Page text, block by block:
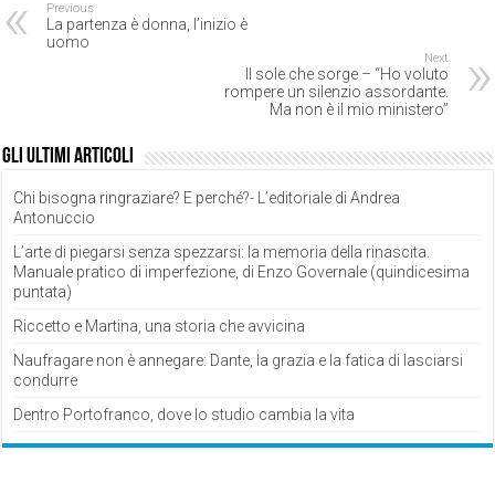
Previous
La partenza è donna, l’inizio è
uomo
Next
Il sole che sorge – “Ho voluto
rompere un silenzio assordante.
Ma non è il mio ministero”
Gli ultimi articoli
Chi bisogna ringraziare? E perché?- L’editoriale di Andrea
Antonuccio
L’arte di piegarsi senza spezzarsi: la memoria della rinascita.
Manuale pratico di imperfezione, di Enzo Governale (quindicesima
puntata)
Riccetto e Martina, una storia che avvicina
Naufragare non è annegare: Dante, la grazia e la fatica di lasciarsi
condurre
Dentro Portofranco, dove lo studio cambia la vita